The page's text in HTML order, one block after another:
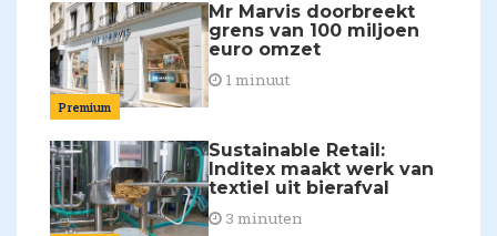
Premium
Mr Marvis doorbreekt
grens van 100 miljoen
euro omzet
1 minuut
Sustainable Retail:
Inditex maakt werk van
textiel uit bierafval
3 minuten